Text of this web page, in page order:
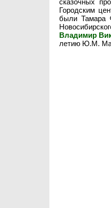
сказочных
Городским
были Тамара
Владимир
летию Ю.М.